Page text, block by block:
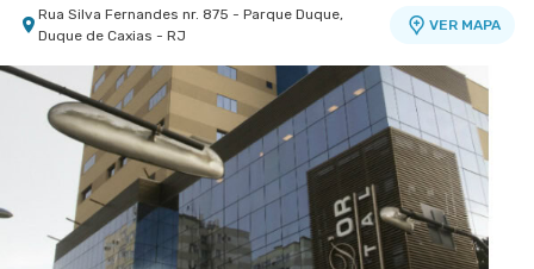
Rua Silva Fernandes nr. 875 - Parque Duque,
Duque de Caxias - RJ
VER MAPA